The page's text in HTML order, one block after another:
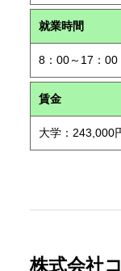
就業時間
8：00～17：00
賃金
大学：
株式会社